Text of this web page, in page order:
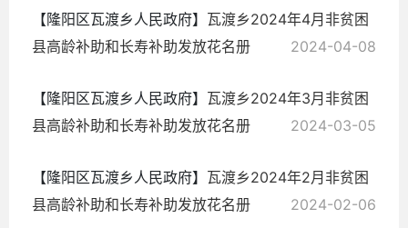
【隆阳区瓦渡乡人民政府】 瓦渡乡2024年4月非贫困
县高龄补助和长寿补助发放花名册
2024-04-08
【隆阳区瓦渡乡人民政府】 瓦渡乡2024年3月非贫困
县高龄补助和长寿补助发放花名册
2024-03-05
【隆阳区瓦渡乡人民政府】 瓦渡乡2024年2月非贫困
县高龄补助和长寿补助发放花名册
2024-02-06